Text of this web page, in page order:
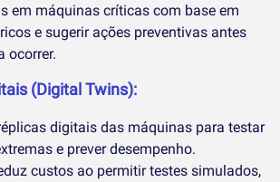
em máquinas críticas com base em
e sugerir ações preventivas antes
ocorrer.
(Digital Twins):
digitais das máquinas para testar
e prever desempenho.
custos ao permitir testes simulados,